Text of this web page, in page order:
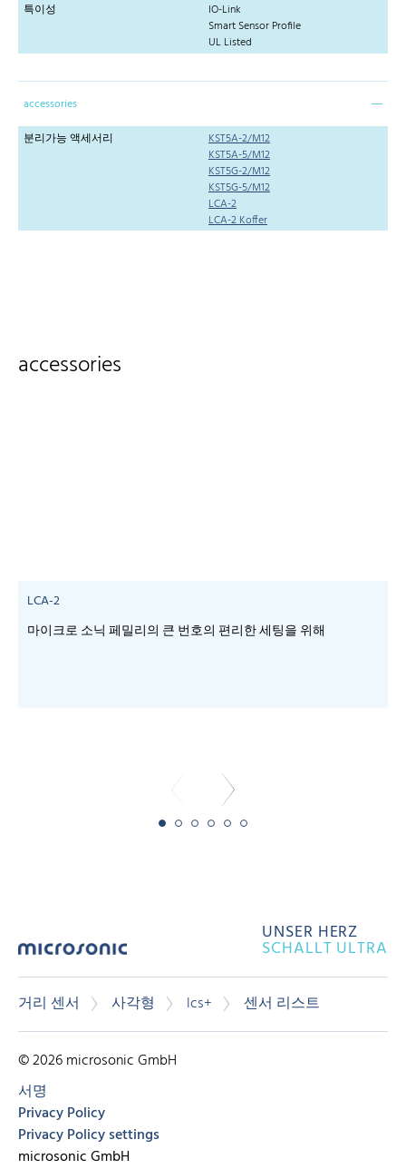
특이성
IO-Link
Smart Sensor Profile
UL Listed
accessories
분리가능 액세서리
KST5A-2/M12
KST5A-5/M12
KST5G-2/M12
KST5G-5/M12
LCA-2
LCA-2 Koffer
accessories
LCA-2
마이크로 소닉 페밀리의 큰 번호의 편리한 세팅을 위해
UNSER HERZ
SCHALLT ULTRA
거리 센서 사각형 lcs+ 센서 리스트
© 2026 microsonic GmbH
서명
Privacy Policy
Privacy Policy settings
microsonic GmbH